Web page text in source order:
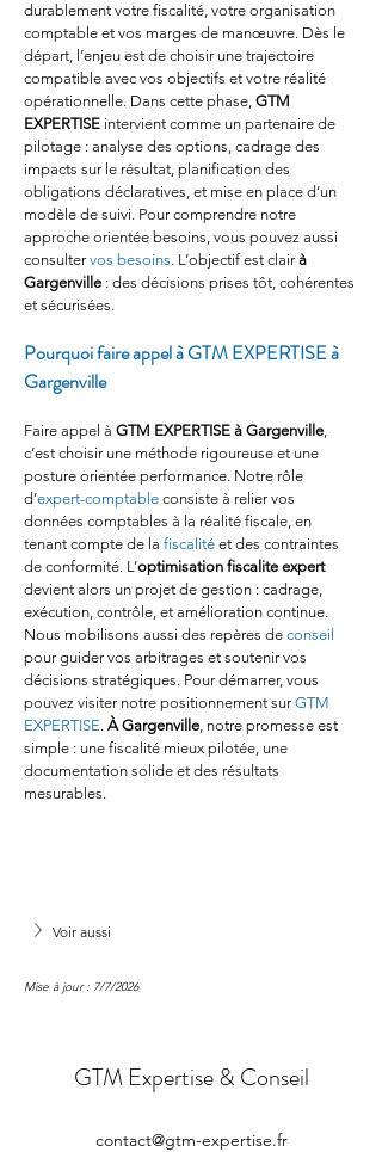
durablement votre fiscalité, votre organisation
comptable et vos marges de manœuvre. Dès le
départ, l’enjeu est de choisir une trajectoire
compatible avec vos objectifs et votre réalité
opérationnelle. Dans cette phase, GTM
EXPERTISE intervient comme un partenaire de
pilotage : analyse des options, cadrage des
impacts sur le résultat, planification des
obligations déclaratives, et mise en place d’un
modèle de suivi. Pour comprendre notre
approche orientée besoins, vous pouvez aussi
consulter vos besoins. L’objectif est clair à
Gargenville : des décisions prises tôt, cohérentes
et sécurisées.
Pourquoi faire appel à GTM EXPERTISE à
Gargenville
Faire appel à GTM EXPERTISE à Gargenville,
c’est choisir une méthode rigoureuse et une
posture orientée performance. Notre rôle
d’expert-comptable consiste à relier vos
données comptables à la réalité fiscale, en
tenant compte de la fiscalité et des contraintes
de conformité. L’optimisation fiscalite expert
devient alors un projet de gestion : cadrage,
exécution, contrôle, et amélioration continue.
Nous mobilisons aussi des repères de conseil
pour guider vos arbitrages et soutenir vos
décisions stratégiques. Pour démarrer, vous
pouvez visiter notre positionnement sur GTM
EXPERTISE. À Gargenville, notre promesse est
simple : une fiscalité mieux pilotée, une
documentation solide et des résultats
mesurables.
Voir aussi
Mise à jour : 7/7/2026
GTM Expertise & Conseil
contact@gtm-expertise.fr